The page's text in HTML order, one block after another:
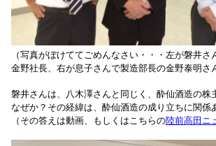
（写真がぼけててごめんなさい・・・左が磐井
金野社長、右が息子さんで製造部長の金野泰明さ
磐井さんは、八木澤さんと同じく、酔仙酒造の株
なぜか？その経緯は、酔仙酒造の成り立ちに関係
（その答えは動画、もしくはこちらの陸前高田ニ